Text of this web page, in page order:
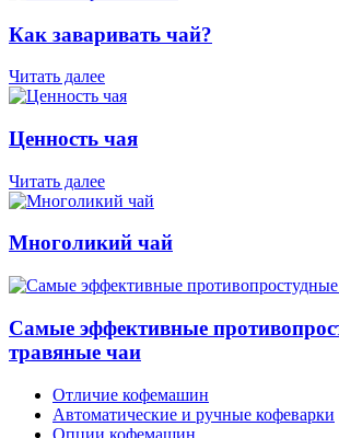
Как заваривать чай?
Читать далее
Ценность чая
Читать далее
Многоликий чай
Самые эффективные
травяные чаи
Отличие кофемашин
Автоматические и ручные кофеварки
Опции кофемашин